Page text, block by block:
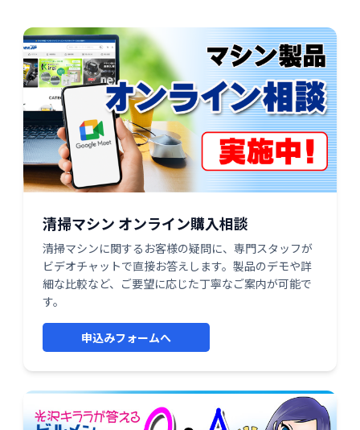
清掃マシン オンライン購入相談
清掃マシンに関するお客様の疑問に、専門スタッフが
ビデオチャットで直接お答えします。製品のデモや詳
細な比較など、ご要望に応じた丁寧なご案内が可能で
す。
申込みフォームへ